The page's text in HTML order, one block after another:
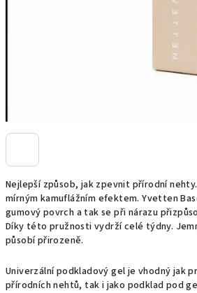
Nejlepší způsob, jak zpevnit přírodní
mírným kamuflážním efektem. Yvetten
gumový povrch a tak se při nárazu
Díky této pružnosti vydrží celé týdny.
působí přirozeně.
Univerzální podkladový gel je vhodný jak
přírodních nehtů, tak i jako podklad pod